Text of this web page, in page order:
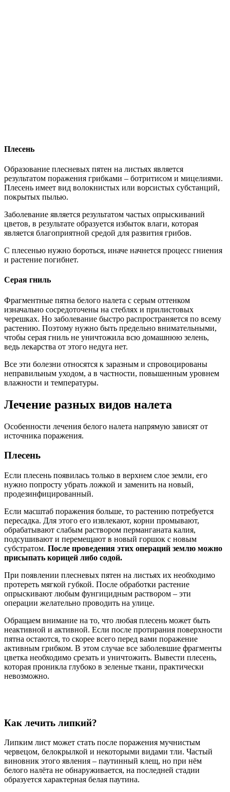
Плесень
Образование плесневых пятен на листьях является
результатом поражения грибками – ботритисом и мицелиями.
Плесень имеет вид волокнистых или ворсистых субстанций,
покрытых пылью.
Заболевание является результатом частых опрыскиваний
цветов, в результате образуется избыток влаги, которая
является благоприятной средой для развития грибов.
С плесенью нужно бороться, иначе начнется процесс гниения
и растение погибнет.
Серая гниль
Фрагментные пятна белого налета с серым оттенком
изначально сосредоточены на стеблях и прилистовых
черешках. Но заболевание быстро распространяется по всему
растению. Поэтому нужно быть предельно внимательными,
чтобы серая гниль не уничтожила всю домашнюю зелень,
ведь лекарства от этого недуга нет.
Все эти болезни относятся к заразным и спровоцированы
неправильным уходом, а в частности, повышенным уровнем
влажности и температуры.
Лечение разных видов налета
Особенности лечения белого налета напрямую зависят от
источника поражения.
Плесень
Если плесень появилась только в верхнем слое земли, его
нужно попросту убрать ложкой и заменить на новый,
продезинфицированный.
Если масштаб поражения больше, то растению потребуется
пересадка. Для этого его извлекают, корни промывают,
обрабатывают слабым раствором перманганата калия,
подсушивают и перемещают в новый горшок с новым
субстратом. После проведения этих операций землю можно
присыпать корицей либо содой.
При появлении плесневых пятен на листьях их необходимо
протереть мягкой губкой. После обработки растение
опрыскивают любым фунгицидным раствором – эти
операции желательно проводить на улице.
Обращаем внимание на то, что любая плесень может быть
неактивной и активной. Если после протирания поверхности
пятна остаются, то скорее всего перед вами поражение
активным грибком. В этом случае все заболевшие фрагменты
цветка необходимо срезать и уничтожить. Вывести плесень,
которая проникла глубоко в зеленые ткани, практически
невозможно.
Как лечить липкий?
Липким лист может стать после поражения мучнистым
червецом, белокрылкой и некоторыми видами тли. Частый
виновник этого явления – паутинный клещ, но при нём
белого налёта не обнаруживается, на последней стадии
образуется характерная белая паутина.